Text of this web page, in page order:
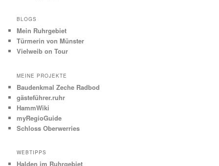
BLOGS
Mein Ruhrgebiet
Türmerin von Münster
Vielweib on Tour
MEINE PROJEKTE
Baudenkmal Zeche Radbod
gästeführer.ruhr
HammWiki
myRegioGuide
Schloss Oberwerries
WEBTIPPS
Halden im Ruhrgebiet